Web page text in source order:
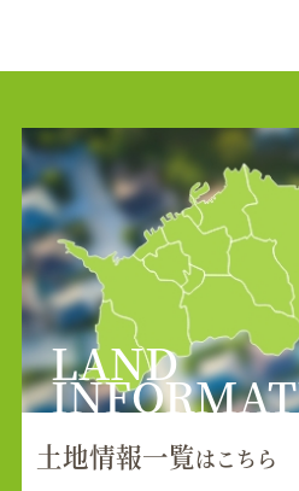
LAND
土地情報一覧はこちら